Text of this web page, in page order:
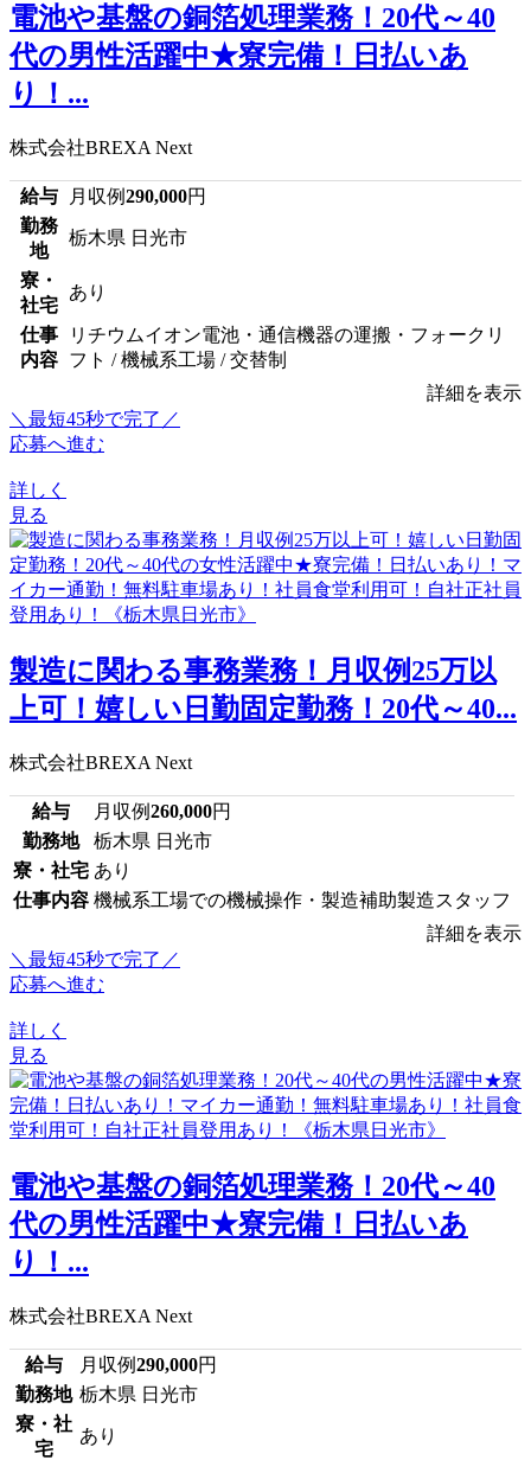
電池や基盤の銅箔処理業務！20代～40
代の男性活躍中★寮完備！日払いあ
り！...
株式会社BREXA Next
給与 月収例290,000円
勤務
地
栃木県 日光市
寮・
社宅
あり
仕事
内容
リチウムイオン電池・通信機器の運搬・フォークリ
フト / 機械系工場 / 交替制
詳細を表示
＼最短45秒で完了／
応募へ進む
詳しく
見る
製造に関わる事務業務！月収例25万以
上可！嬉しい日勤固定勤務！20代～40...
株式会社BREXA Next
給与 月収例260,000円
勤務地
栃木県 日光市
寮・社宅 あり
仕事内容 機械系工場での機械操作・製造補助製造スタッフ
詳細を表示
＼最短45秒で完了／
応募へ進む
詳しく
見る
電池や基盤の銅箔処理業務！20代～40
代の男性活躍中★寮完備！日払いあ
り！...
株式会社BREXA Next
給与 月収例290,000円
勤務地 栃木県 日光市
寮・社
宅
あり